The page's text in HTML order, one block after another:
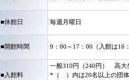
■休館日 毎週月曜日
■開館時間 9：00～17：00（入館は16
■入館料
一般310円（240円） 高大
*（ ）内は20名以上の団